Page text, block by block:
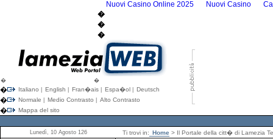
Nuovi Casino Online 2025 Nuovi Casino
�
�
�
� �
� Italiano English Fran�ais Espa�ol Deutsch
� Normale Medio Contrasto Alto Contrasto
� Mappa del sito
Lunedì, 10 Agosto 126 Ti trovi in: Home > Il Portale della citt� di Lamezia